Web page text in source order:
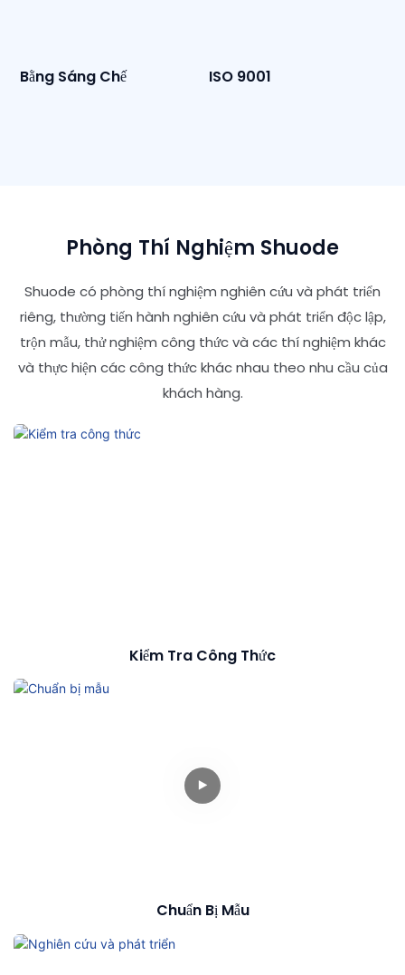
Bằng Sáng Chế ISO 9001
Phòng Thí Nghiệm Shuode
Shuode có phòng thí nghiệm nghiên cứu và phát triển
riêng, thường tiến hành nghiên cứu và phát triển độc lập,
trộn mẫu, thử nghiệm công thức và các thí nghiệm khác
và thực hiện các công thức khác nhau theo nhu cầu của
khách hàng.
Kiểm Tra Công Thức
Chuẩn Bị Mẫu